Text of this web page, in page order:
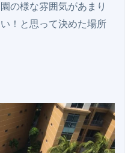
の様な雰囲気があまり
！と思って決めた場所